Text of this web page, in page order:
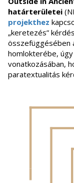
határterületei
projekthez
„keretezés”
összefüggésében
homlokterébe,
vonatkozásában,
paratextualitás